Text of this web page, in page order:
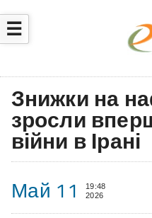
☰
Знижки на
зросли
війни в Ірані
Май 11
19:48
2026